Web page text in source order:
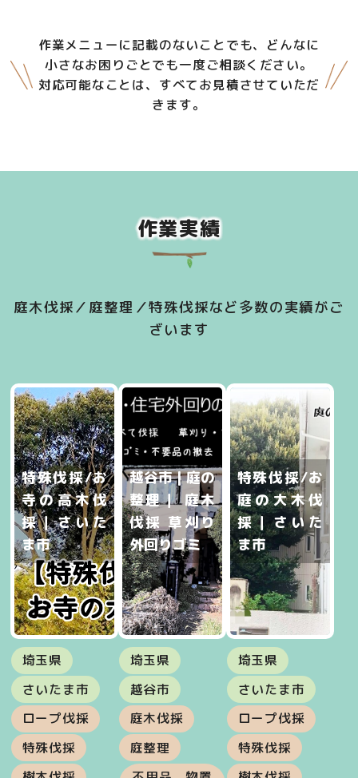
作業メニューに記載のないことでも、どんなに
小さなお困りごとでも一度ご相談ください。
対応可能なことは、すべてお見積させていただ
きます。
作業実績
庭木伐採／庭整理／特殊伐採など多数の実績がご
ざいます
特殊伐採/お
寺の高木伐
採｜さいた
ま市
埼玉県
さいたま市
ロープ伐採
特殊伐採
越谷市 | 庭の
整理｜ 庭木
伐採 草刈り
外回りゴミ
埼玉県
越谷市
庭木伐採
庭整理
特殊伐採/お
庭の大木伐
採｜さいた
ま市
埼玉県
さいたま市
ロープ伐採
特殊伐採